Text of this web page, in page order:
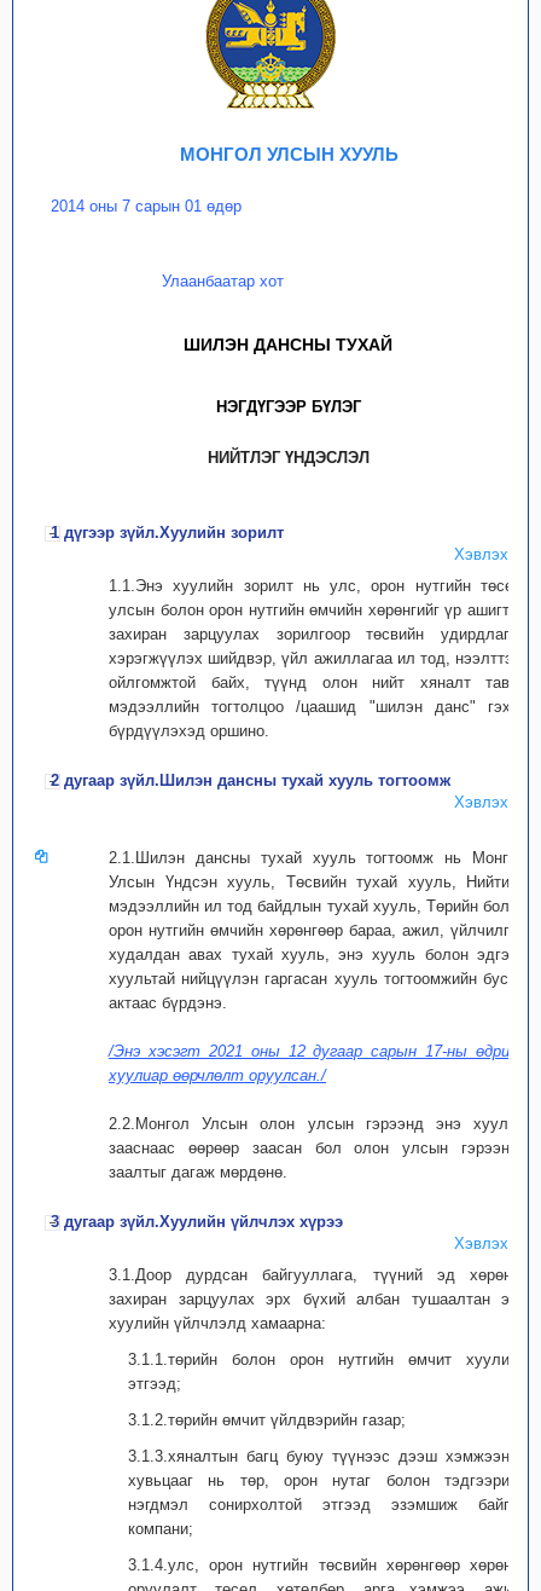
МОНГОЛ УЛСЫН ХУУЛЬ
2014 оны 7 сарын 01 өдөр
Улаанбаатар хот
ШИЛЭН ДАНСНЫ ТУХАЙ
НЭГДҮГЭЭР БҮЛЭГ
НИЙТЛЭГ ҮНДЭСЛЭЛ
1 дүгээр зүйл.Хуулийн зорилт
Хэвлэх
1.1.Энэ хуулийн зорилт нь улс, орон нутгийн төсөв,
улсын болон орон нутгийн өмчийн хөрөнгийг үр ашигтай
захиран зарцуулах зорилгоор төсвийн удирдлагыг
хэрэгжүүлэх шийдвэр, үйл ажиллагаа ил тод, нээлттэй,
ойлгомжтой байх, түүнд олон нийт хяналт тавих
мэдээллийн тогтолцоо /цаашид "шилэн данс" гэх/-г
бүрдүүлэхэд оршино.
2 дугаар зүйл.Шилэн дансны тухай хууль тогтоомж
Хэвлэх
2.1.Шилэн дансны тухай хууль тогтоомж нь Монгол
Улсын Үндсэн хууль, Төсвийн тухай хууль, Нийтийн
мэдээллийн ил тод байдлын тухай хууль, Төрийн болон
орон нутгийн өмчийн хөрөнгөөр бараа, ажил, үйлчилгээ
худалдан авах тухай хууль, энэ хууль болон эдгээр
хуультай нийцүүлэн гаргасан хууль тогтоомжийн бусад
актаас бүрдэнэ.
/Энэ хэсэгт 2021 оны 12 дугаар сарын 17-ны өдрийн
хуулиар өөрчлөлт оруулсан./
2.2.Монгол Улсын олон улсын гэрээнд энэ хуульд
зааснаас өөрөөр заасан бол олон улсын гэрээний
заалтыг дагаж мөрдөнө.
3 дугаар зүйл.Хуулийн үйлчлэх хүрээ
Хэвлэх
3.1.Доор дурдсан байгууллага, түүний эд хөрөнгө
захиран зарцуулах эрх бүхий албан тушаалтан энэ
хуулийн үйлчлэлд хамаарна:
3.1.1.төрийн болон орон нутгийн өмчит хуулийн
этгээд;
3.1.2.төрийн өмчит үйлдвэрийн газар;
3.1.3.хяналтын багц буюу түүнээс дээш хэмжээний
хувьцааг нь төр, орон нутаг болон тэдгээрийн
нэгдмэл сонирхолтой этгээд эзэмшиж байгаа
компани;
3.1.4.улс, орон нутгийн төсвийн хөрөнгөөр хөрөнгө